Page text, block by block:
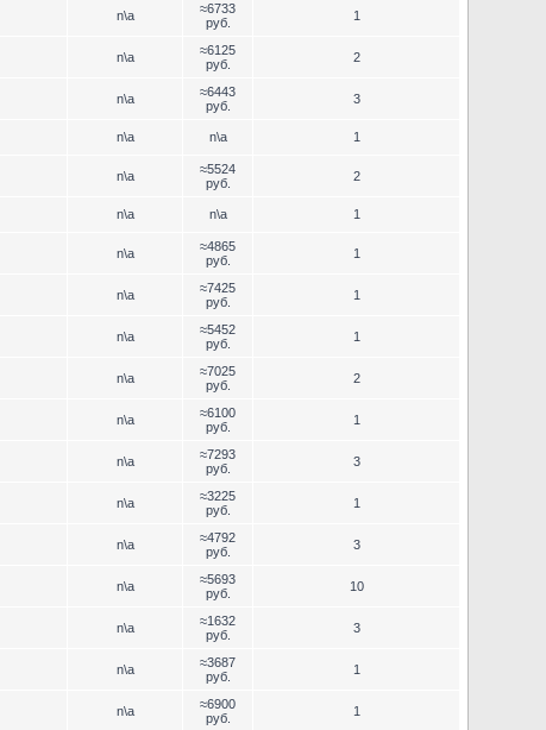
n\a
≈6733
руб.
1
n\a
≈6125
руб.
2
n\a
≈6443
руб.
3
n\a n\a 1
n\a
≈5524
руб.
2
n\a n\a 1
n\a
≈4865
руб.
1
n\a
≈7425
руб.
1
n\a
≈5452
руб.
1
n\a
≈7025
руб.
2
n\a
≈6100
руб.
1
n\a
≈7293
руб.
3
n\a
≈3225
руб.
1
n\a
≈4792
руб.
3
n\a
≈5693
руб.
10
n\a
≈1632
руб.
3
n\a
≈3687
руб.
1
n\a
≈6900
руб.
1